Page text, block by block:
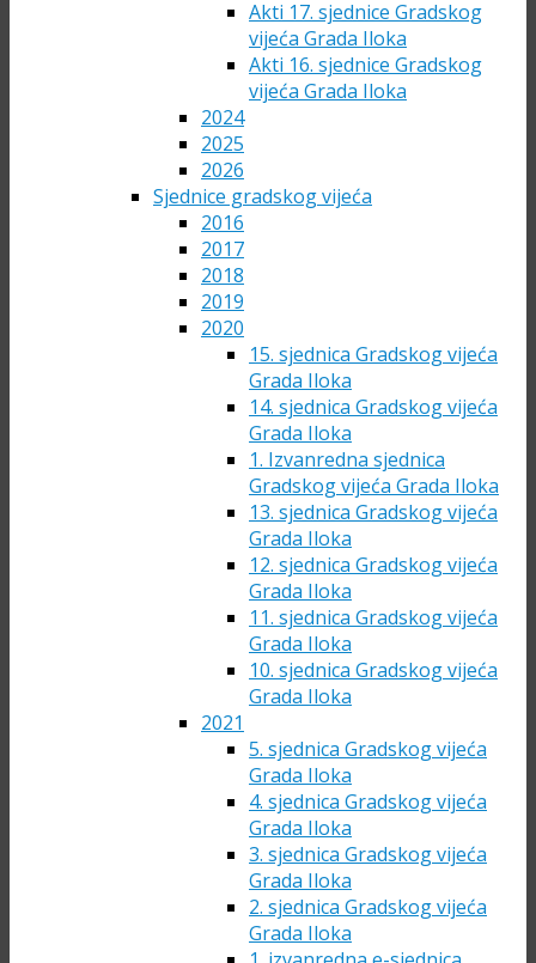
Akti 17. sjednice Gradskog
vijeća Grada Iloka
Akti 16. sjednice Gradskog
vijeća Grada Iloka
2024
2025
2026
Sjednice gradskog vijeća
2016
2017
2018
2019
2020
15. sjednica Gradskog vijeća
Grada Iloka
14. sjednica Gradskog vijeća
Grada Iloka
1. Izvanredna sjednica
Gradskog vijeća Grada Iloka
13. sjednica Gradskog vijeća
Grada Iloka
12. sjednica Gradskog vijeća
Grada Iloka
11. sjednica Gradskog vijeća
Grada Iloka
10. sjednica Gradskog vijeća
Grada Iloka
2021
5. sjednica Gradskog vijeća
Grada Iloka
4. sjednica Gradskog vijeća
Grada Iloka
3. sjednica Gradskog vijeća
Grada Iloka
2. sjednica Gradskog vijeća
Grada Iloka